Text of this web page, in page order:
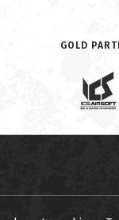
GOLD